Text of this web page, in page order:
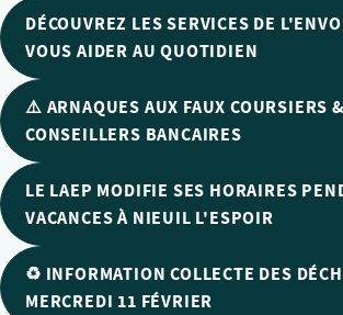
DÉCOUVREZ LES SERVICES DE
VOUS AIDER AU QUOTIDIEN
⚠️ ARNAQUES AUX FAUX COURSIERS
CONSEILLERS BANCAIRES
LE LAEP MODIFIE SES HORAIRES
VACANCES À NIEUIL L'ESPOIR
♻️ INFORMATION COLLECTE DES
MERCREDI 11 FÉVRIER